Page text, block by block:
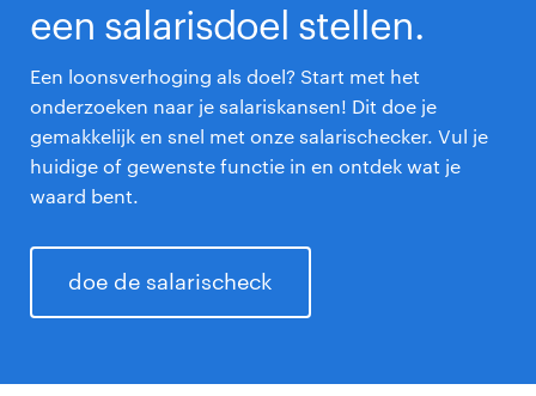
een salarisdoel stellen.
Een loonsverhoging als doel? Start met het
onderzoeken naar je salariskansen! Dit doe je
gemakkelijk en snel met onze salarischecker. Vul je
huidige of gewenste functie in en ontdek wat je
waard bent.
doe de salarischeck